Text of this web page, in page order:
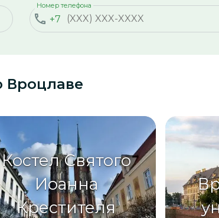
+7
Номер телефона
Вроцлаве
Костел Святого
Иоанна
Крестителя